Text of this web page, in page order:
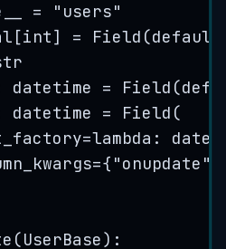
= " users"
int] = Field (default
datetime = Field (
datetime = Field (
=lambda :
={ "onupdate "
(UserBase):